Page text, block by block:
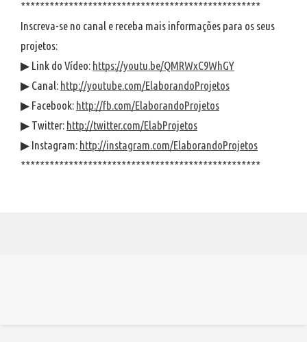
**************************************************
Inscreva-se no canal e receba mais informações para os seus
projetos:
▶ Link do Vídeo: https://youtu.be/QMRWxC9WhGY
▶ Canal: http://youtube.com/ElaborandoProjetos
▶ Facebook: http://fb.com/ElaborandoProjetos
▶ Twitter: http://twitter.com/ElabProjetos
▶ Instagram: http://instagram.com/ElaborandoProjetos
**************************************************